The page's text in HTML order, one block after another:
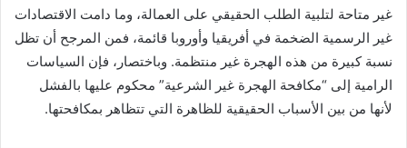
غير متاحة لتلبية الطلب الحقيقي على العمالة، وما دامت الاقتصادات
غير الرسمية الضخمة في أفريقيا وأوروبا قائمة، فمن المرجح أن تظل
نسبة كبيرة من هذه الهجرة غير منتظمة. وباختصار، فإن السياسات
الرامية إلى “مكافحة الهجرة غير الشرعية” محكوم عليها بالفشل
لأنها من بين الأسباب الحقيقية للظاهرة التي تتظاهر بمكافحتها.